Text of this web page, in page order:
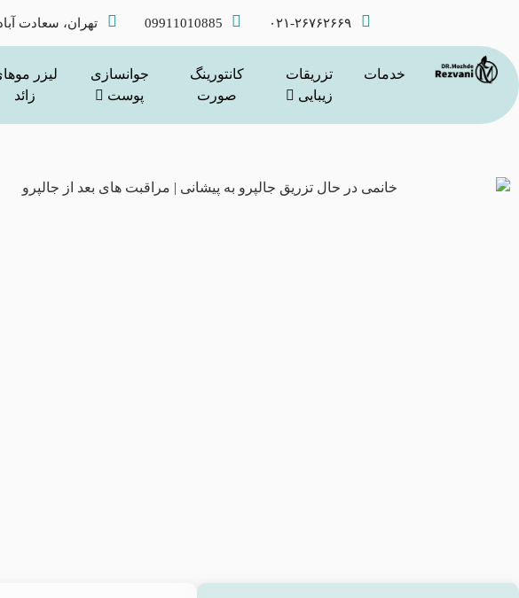
۰۲۱-۲۶۷۶۲۶۶۹ 09911010885 تهران، سعادت
خدمات
تزریقات
زیبایی
کانتورینگ
صورت
جوانسازی
پوست
لیزر
زائد